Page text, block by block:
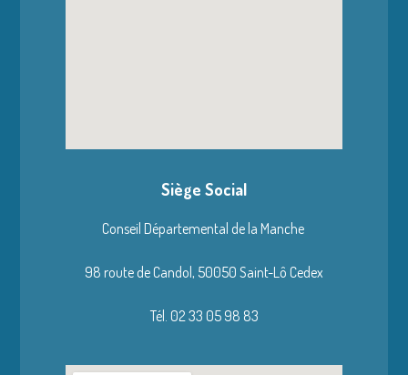
Siège Social
Conseil Départemental de la Manche
98 route de Candol, 50050 Saint-Lô Cedex
Tél. 02 33 05 98 83